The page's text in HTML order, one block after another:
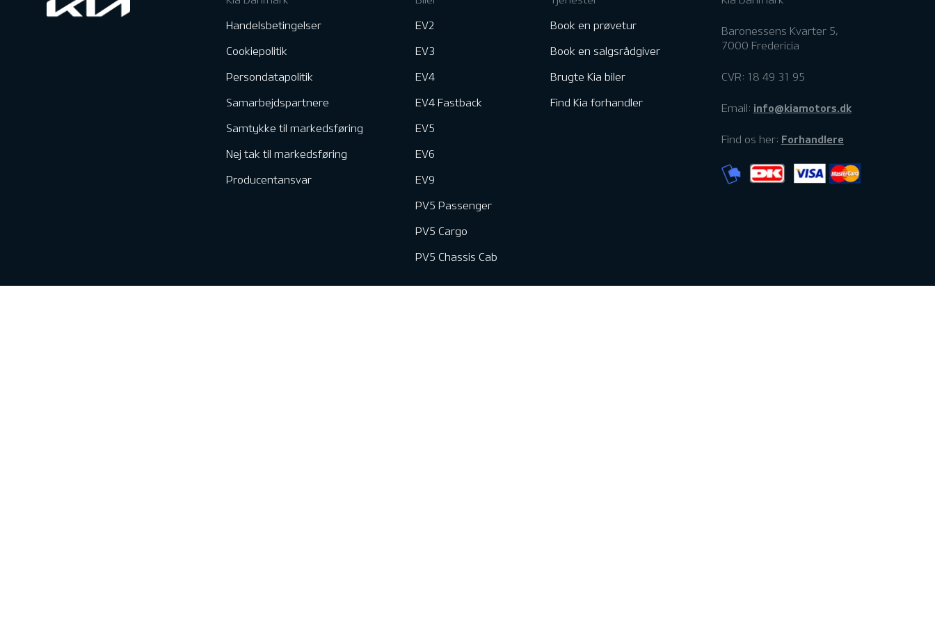
Handelsbetingelser
Cookiepolitik
Persondatapolitik
Samarbejdspartnere
Samtykke til markedsføring
Nej tak til markedsføring
Producentansvar
EV2
EV3
EV4
EV4 Fastback
EV5
EV6
EV9
PV5 Passenger
PV5 Cargo
PV5 Chassis Cab
Book en prøvetur
Book en salgsrådgiver
Brugte Kia biler
Find Kia forhandler
Baronessens Kvarter 5,
7000 Fredericia
CVR: 18 49 31 95
Email: info@kiamotors.dk
Find os her: Forhandlere